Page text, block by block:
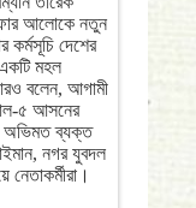
আলোকে নতুন
দেশের
মহল
বলেন, আগামী
৫ আসনের
অভিমত ব্যক্ত
নগর যুবদল